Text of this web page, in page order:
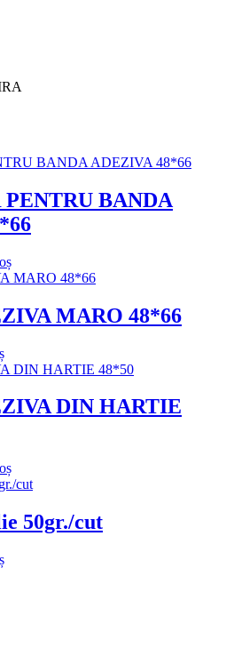
PENTRU BANDA
MARO 48*66
DIN HARTIE
50gr./cut